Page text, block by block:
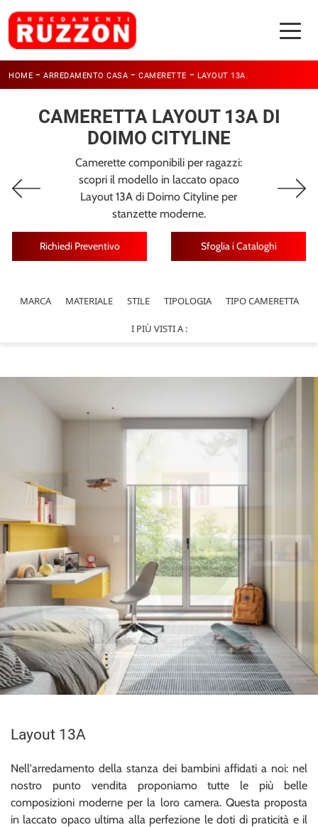
HOME - ARREDAMENTO CASA - CAMERETTE - LAYOUT 13A
CAMERETTA LAYOUT 13A DI
DOIMO CITYLINE
Camerette componibili per ragazzi:
scopri il modello in laccato opaco
Layout 13A di Doimo Cityline per
stanzette moderne.
Richiedi Preventivo Sfoglia i Cataloghi
MARCA MATERIALE STILE TIPOLOGIA TIPO CAMERETTA
I PIÙ VISTI A :
Layout 13A
Nell'arredamento della stanza dei bambini affidati a noi: nel
nostro punto vendita proponiamo tutte le più belle
composizioni moderne per la loro camera. Questa proposta
in laccato opaco ultima alla perfezione le doti di praticità e il